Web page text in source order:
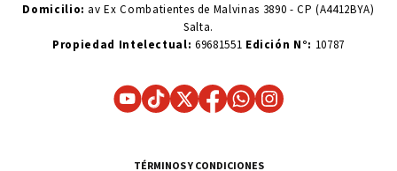
Domicilio: av Ex Combatientes de Malvinas 3890 - CP (A4412BYA)
Salta.
Propiedad Intelectual: 69681551 Edición N°: 10787
TÉRMINOS Y CONDICIONES